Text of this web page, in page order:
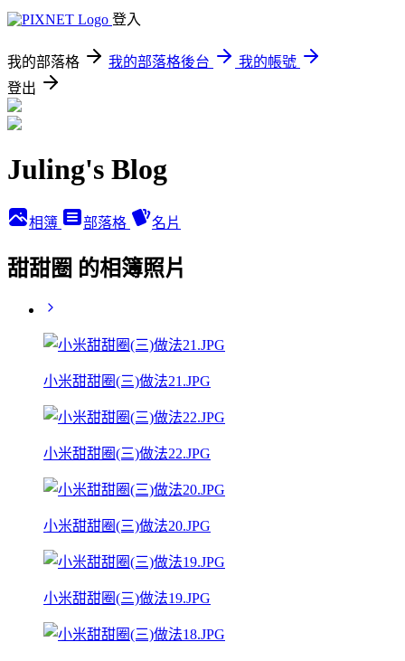
登入
我的部落格 我的部落格後台
我的帳號
登出
Juling's Blog
相簿 部落格 名片
甜甜圈 的相簿照片
小米甜甜圈(三)做法21.JPG
小米甜甜圈(三)做法22.JPG
小米甜甜圈(三)做法20.JPG
小米甜甜圈(三)做法19.JPG